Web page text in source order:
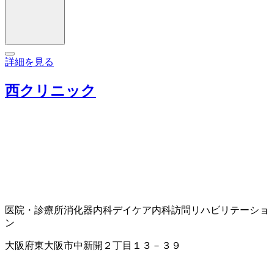
詳細を見る
西クリニック
医院・診療所消化器内科デイケア内科訪問リハビリテーショ
ン
大阪府東大阪市中新開２丁目１３－３９